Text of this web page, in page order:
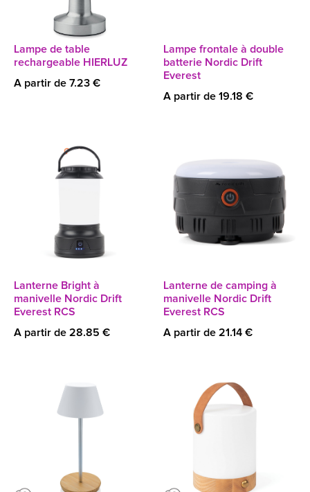
Lampe de table
rechargeable HIERLUZ
A partir de 7.23 €
Lampe frontale à double
batterie Nordic Drift
Everest
A partir de 19.18 €
Lanterne Bright à
manivelle Nordic Drift
Everest RCS
A partir de 28.85 €
Lanterne de camping à
manivelle Nordic Drift
Everest RCS
A partir de 21.14 €